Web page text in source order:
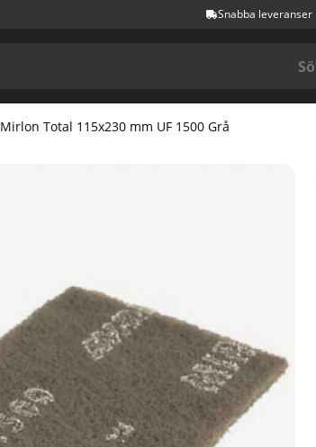
Snabba leveranser
Mirlon Total 115x230 mm UF 1500 Grå